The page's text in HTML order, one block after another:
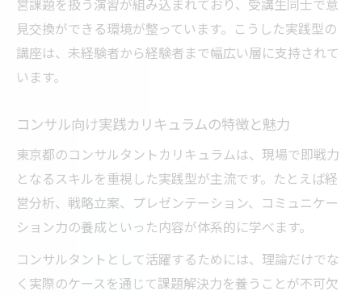
経営コンサルタント認定がもたらす影響
東京都のコンサル研修が人気の理由とは
見交換ができる環境が整っています。こうした実践型の
講座は、未経験者から経験者まで幅広い層に支持されて
います。
コンサル向け実践カリキュラムの特徴と魅力
東京都のコンサルタントカリキュラムは、現場で即戦力
となるスキルを重視した実践型が主流です。たとえば経
営分析、戦略立案、プレゼンテーション、コミュニケー
ション力の養成といった内容が体系的に学べます。
コンサルタントとして活躍するためには、理論だけでな
く実際のケースを通じて課題解決力を養うことが不可欠